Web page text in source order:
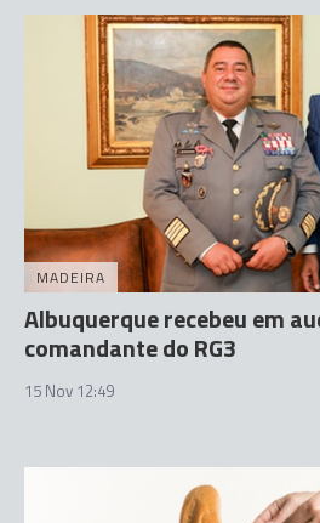
MADEIRA
Albuquerque recebeu em
comandante do RG3
15 Nov 12:49